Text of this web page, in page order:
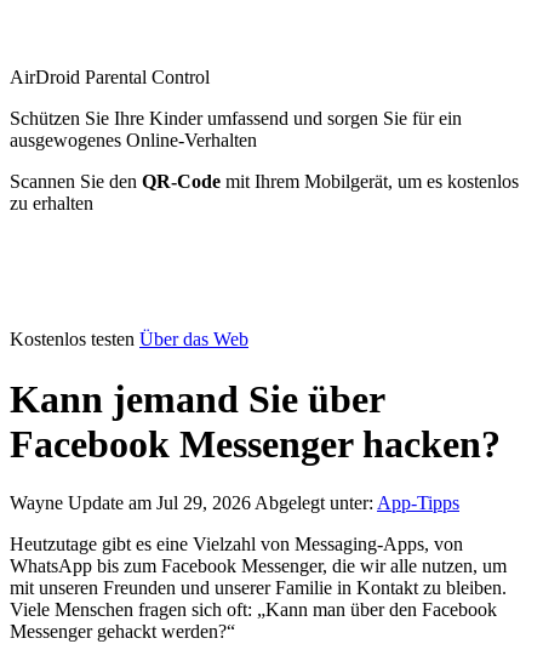
AirDroid Parental Control
Schützen Sie Ihre Kinder umfassend und sorgen Sie für ein
ausgewogenes Online-Verhalten
Scannen Sie den QR-Code mit Ihrem Mobilgerät, um es kostenlos
zu erhalten
Kostenlos testen Über das Web
Kann jemand Sie über
Facebook Messenger hacken?
Wayne Update am Jul 29, 2026 Abgelegt unter: App-Tipps
Heutzutage gibt es eine Vielzahl von Messaging-Apps, von
WhatsApp bis zum Facebook Messenger, die wir alle nutzen, um
mit unseren Freunden und unserer Familie in Kontakt zu bleiben.
Viele Menschen fragen sich oft: „Kann man über den Facebook
Messenger gehackt werden?“